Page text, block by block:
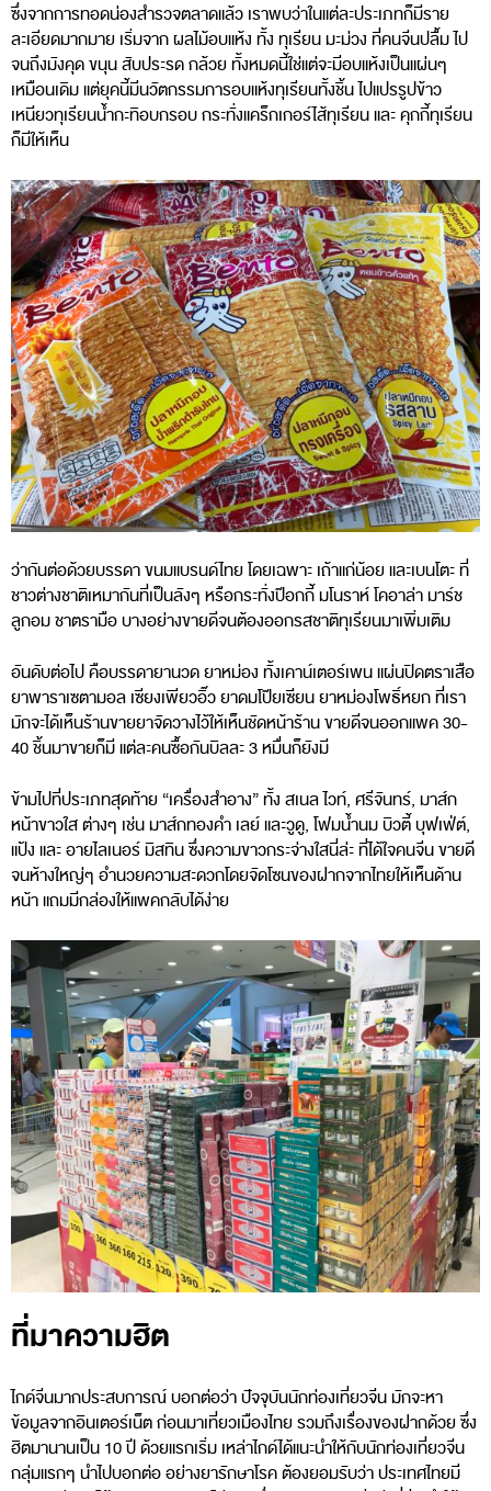
ซึ่งจากการทอดน่องสำรวจตลาดแล้ว เราพบว่าในแต่ละประเภทก็มีราย
ละเอียดมากมาย เริ่มจาก ผลไม้อบแห้ง ทั้ง ทุเรียน มะม่วง ที่คนจีนปลื้ม ไป
จนถึงมังคุด ขนุน สับประรด กล้วย ทั้งหมดนี้ใช่แต่จะมีอบแห้งเป็นแผ่นๆ
เหมือนเดิม แต่ยุคนี้มีนวัตกรรมการอบแห้งทุเรียนทั้งชิ้น ไปแปรรูปข้าว
เหนียวทุเรียนน้ำกะทิอบกรอบ กระทั่งแคร็กเกอร์ไส้ทุเรียน และ คุกกี้ทุเรียน
ก็มีให้เห็น
ว่ากันต่อด้วยบรรดา ขนมแบรนด์ไทย โดยเฉพาะ เถ้าแก่น้อย และเบนโตะ ที่
ชาวต่างชาติเหมากันที่เป็นลังๆ หรือกระทั่งป๊อกกี้ มโนราห์ โคอาล่า มาร์ช
ลูกอม ชาตรามือ บางอย่างขายดีจนต้องออกรสชาติทุเรียนมาเพิ่มเติม
อันดับต่อไป คือบรรดายานวด ยาหม่อง ทั้งเคาน์เตอร์เพน แผ่นปิดตราเสือ
ยาพาราเซตามอล เซียงเพียวอิ๊ว ยาดมโป๊ยเซียน ยาหม่องโพธิ์หยก ที่เรา
มักจะได้เห็นร้านขายยาจัดวางไว้ให้เห็นชัดหน้าร้าน ขายดีจนออกแพค 30-
40 ชิ้นมาขายก็มี แต่ละคนซื้อกันบิลละ 3 หมื่นก็ยังมี
ข้ามไปที่ประเภทสุดท้าย “เครื่องสำอาง” ทั้ง สเนล ไวท์, ศรีจันทร์, มาส์ก
หน้าขาวใส ต่างๆ เช่น มาส์กทองคำ เลย์ และวูดู, โฟมน้ำนม บิวตี้ บุฟเฟ่ต์,
แป้ง และ อายไลเนอร์ มิสทิน ซึ่งความขาวกระจ่างใสนี่ล่ะ ที่ได้ใจคนจีน ขายดี
จนห้างใหญ่ๆ อำนวยความสะดวกโดยจัดโซนของฝากจากไทยให้เห็นด้าน
หน้า แถมมีกล่องให้แพคกลับได้ง่าย
ที่มาความฮิต
ไกด์จีนมากประสบการณ์ บอกต่อว่า ปัจจุบันนักท่องเที่ยวจีน มักจะหา
ข้อมูลจากอินเตอร์เน็ต ก่อนมาเที่ยวเมืองไทย รวมถึงเรื่องของฝากด้วย ซึ่ง
ฮิตมานานเป็น 10 ปี ด้วยแรกเริ่ม เหล่าไกด์ได้แนะนำให้กับนักท่องเที่ยวจีน
กลุ่มแรกๆ นำไปบอกต่อ อย่างยารักษาโรค ต้องยอมรับว่า ประเทศไทยมี